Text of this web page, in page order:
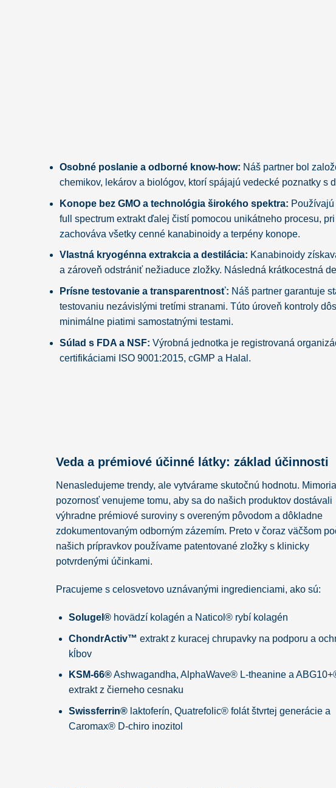
Osobné poslanie a odborné know-how: Náš partner bol
chemikov, lekárov a biológov, ktorí spájajú vedecké poznatky s
Konope bez GMO a technológia širokého spektra:
full spectrum extrakt ďalej čistí pomocou unikátneho procesu,
zachováva všetky cenné kanabinoidy a terpény konope.
Vlastná kryogénna extrakcia a destilácia: Kanabinoidy
a zároveň odstrániť nežiaduce zložky. Následná krátkocestná
Prísne testovanie a transparentnosť: Náš partner garantuje
testovaniu nezávislými tretími stranami. Túto úroveň kontroly
minimálne piatimi samostatnými testami.
Súlad s FDA a NSF: Výrobná jednotka je registrovaná
certifikáciami ISO 9001:2015, cGMP a Halal.
Veda a prémiové účinné látky: základ účinnosti
Nenasledujeme trendy, ale vytvárame skutočnú hodnotu.
pozornosť venujeme tomu, aby sa do našich produktov dostávali
výhradne prémiové suroviny s overeným pôvodom a dôkladne
zdokumentovaným odborným zázemím. Preto v čoraz väčšom
našich prípravkov používame patentované zložky s klinicky
potvrdenými účinkami.
Pracujeme s celosvetovo uznávanými ingredienciami, ako sú:
Solugel®hovädzí kolagén a Naticol® rybí kolagén
ChondrActiv™ extrakt z kuracej chrupavky na podporu a
kĺbov
KSM-66®Ashwagandha, AlphaWave® L-theanine a
extrakt z čierneho cesnaku
Swissferrin®laktoferín, Quatrefolic® folát štvrtej generácie a
Caromax® D-chiro inozitol